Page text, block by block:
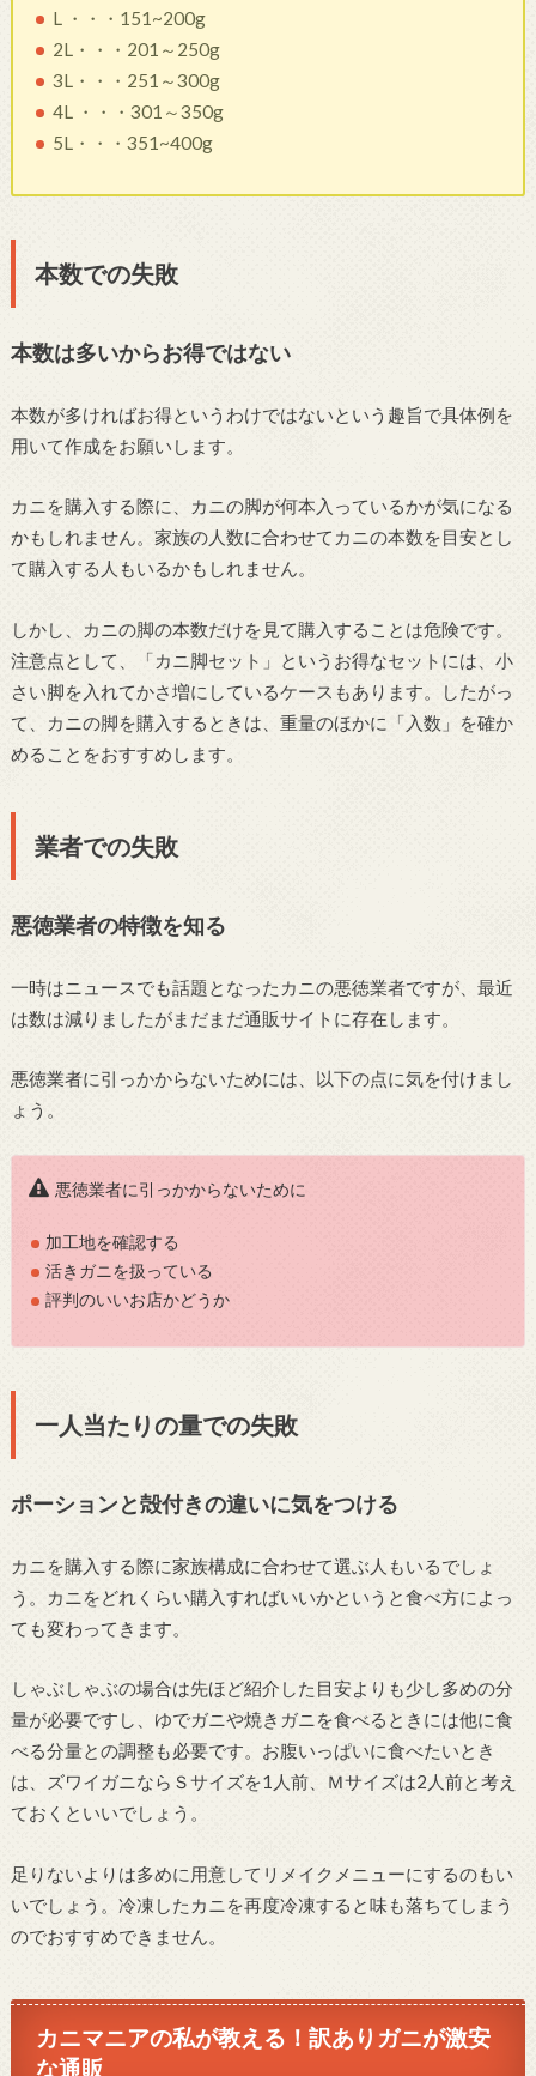
L ・・・151~200g
2L・・・201～250g
3L・・・251～300g
4L ・・・301～350g
5L・・・351~400g
本数での失敗
本数は多いからお得ではない
本数が多ければお得というわけではないという趣旨で具体例を
用いて作成をお願いします。
カニを購入する際に、カニの脚が何本入っているかが気になる
かもしれません。家族の人数に合わせてカニの本数を目安とし
て購入する人もいるかもしれません。
しかし、カニの脚の本数だけを見て購入することは危険です。
注意点として、「カニ脚セット」というお得なセットには、小
さい脚を入れてかさ増にしているケースもあります。したがっ
て、カニの脚を購入するときは、重量のほかに「入数」を確か
めることをおすすめします。
業者での失敗
悪徳業者の特徴を知る
一時はニュースでも話題となったカニの悪徳業者ですが、最近
は数は減りましたがまだまだ通販サイトに存在します。
悪徳業者に引っかからないためには、以下の点に気を付けまし
ょう。
悪徳業者に引っかからないために
加工地を確認する
活きガニを扱っている
評判のいいお店かどうか
一人当たりの量での失敗
ポーションと殻付きの違いに気をつける
カニを購入する際に家族構成に合わせて選ぶ人もいるでしょ
う。カニをどれくらい購入すればいいかというと食べ方によっ
ても変わってきます。
しゃぶしゃぶの場合は先ほど紹介した目安よりも少し多めの分
量が必要ですし、ゆでガニや焼きガニを食べるときには他に食
べる分量との調整も必要です。お腹いっぱいに食べたいとき
は、ズワイガニならＳサイズを1人前、Ｍサイズは2人前と考え
ておくといいでしょう。
足りないよりは多めに用意してリメイクメニューにするのもい
いでしょう。冷凍したカニを再度冷凍すると味も落ちてしまう
のでおすすめできません。
カニマニアの私が教える！訳ありガニが激安
な通販